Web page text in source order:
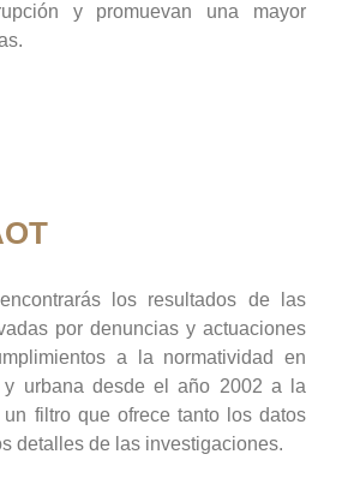
y promuevan una mayor
los resultados de las
por denuncias y actuaciones
a la normatividad en
y urbana desde el año 2002 a la
filtro que ofrece tanto los datos
detalles de las investigaciones.